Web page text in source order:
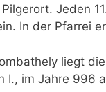
Jeden
In der Pfarrei
liegt
I., im Jahre 996